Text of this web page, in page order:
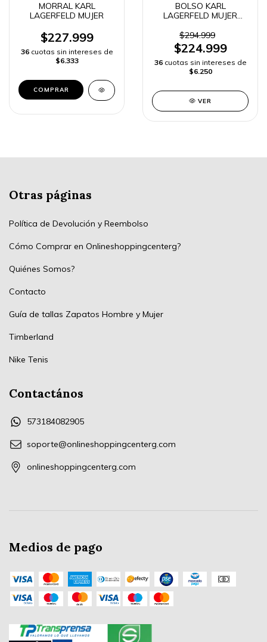
MORRAL KARL
LAGERFELD MUJER
$227.999
36 cuotas sin intereses de
$6.333
COMPRAR
BOLSO KARL
LAGERFELD MUJER
ENVIO RAPIDO
$294.999
$224.999
36 cuotas sin intereses de
$6.250
VER
Otras páginas
Política de Devolución y Reembolso
Cómo Comprar en Onlineshoppingcenterg?
Quiénes Somos?
Contacto
Guía de tallas Zapatos Hombre y Mujer
Timberland
Nike Tenis
Contactános
573184082905
soporte@onlineshoppingcenterg.com
onlineshoppingcenterg.com
Medios de pago